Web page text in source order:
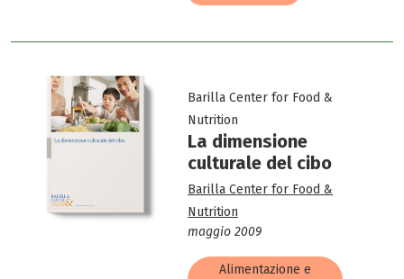
Barilla Center for Food &
Nutrition
La dimensione
culturale del cibo
Barilla Center for Food &
Nutrition
maggio 2009
Alimentazione e